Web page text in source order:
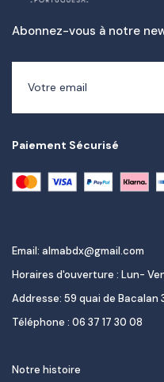
Abonnez-vous à notre
Paiement Sécurisé
Email: almabdx@gmail.com
Horaires d'ouverture : Lun-
Addresse: 59 quai de Bacalan
Téléphone : 06 37 17 30 08
Notre histoire